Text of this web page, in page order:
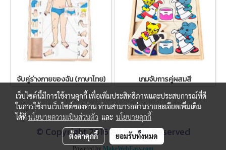
จับคู่ร่างกายของฉัน (ภาษาไทย) เกมจับการคู่ผสมสี
© Copyright 2016 All Rights Reserved
Powered by MakeWebEasy.com
เว็บไซต์นี้มีการใช้งานคุกกี้ เพื่อเพิ่มประสิทธิภาพและประสบการณ์ที่ดี
ในการใช้งานเว็บไซต์ของท่าน ท่านสามารถอ่านรายละเอียดเพิ่มเติม
ได้ที่นโยบายความเป็นส่วนตัว และ นโยบายคุกกี้
ตั้งค่าคุกกี้ ยอมรับทั้งหมด